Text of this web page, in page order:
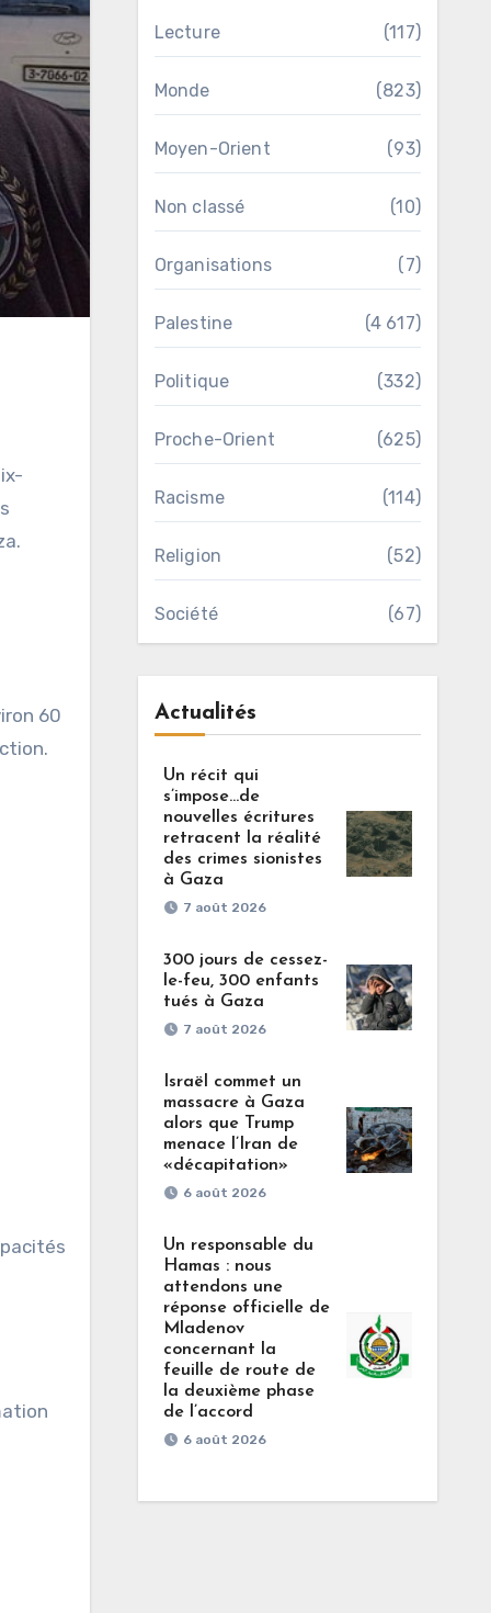
60
Lecture (117)
Monde (823)
Moyen-Orient (93)
Non classé (10)
Organisations (7)
Palestine (4 617)
Politique (332)
Proche-Orient (625)
Racisme (114)
Religion (52)
Société (67)
Actualités
Un récit qui
s’impose…de
nouvelles écritures
retracent la réalité
des crimes sionistes
à Gaza
7 août 2026
300 jours de cessez-
le-feu, 300 enfants
tués à Gaza
7 août 2026
Israël commet un
massacre à Gaza
alors que Trump
menace l’Iran de
«décapitation»
6 août 2026
Un responsable du
Hamas : nous
attendons une
réponse officielle de
Mladenov
concernant la
feuille de route de
la deuxième phase
de l’accord
6 août 2026